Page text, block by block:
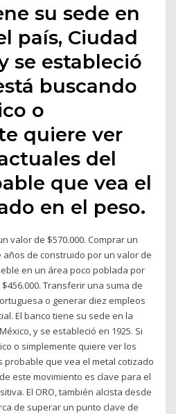
su sede en
país, Ciudad
se estableció
buscando
o
quiere ver
del
que vea el
en el peso.
valor de $570.000. Comprar un
de construido por un valor de
en un área poco poblada por
Transferir una suma de
o generar diez empleos
El banco tiene su sede en la
y se estableció en 1925. Si
o simplemente quiere ver los
probable que vea el metal cotizado
este movimiento es clave para el
El ORO, también alcista desde
de superar un punto clave de